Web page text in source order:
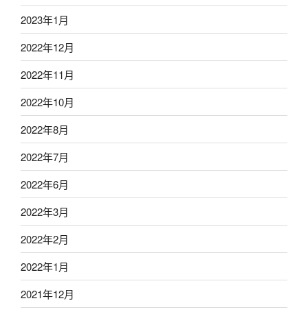
2023年1月
2022年12月
2022年11月
2022年10月
2022年8月
2022年7月
2022年6月
2022年3月
2022年2月
2022年1月
2021年12月